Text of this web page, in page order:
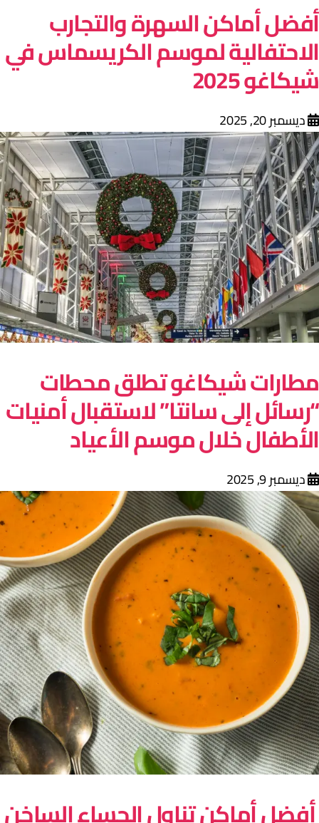
أماكن السهرة والتجارب
لموسم الكريسماس في
2025
ديسمبر 20, 2025
شيكاغو تطلق محطات
إلى سانتا” لاستقبال أمنيات
خلال موسم الأعياد
ديسمبر 9, 2025
أماكن تناول الحساء الساخن